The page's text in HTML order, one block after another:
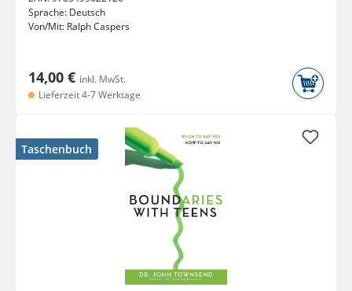
Sprache: Deutsch
Von/Mit: Ralph Caspers
14,00 € inkl. MwSt.
Lieferzeit 4-7 Werktage
Taschenbuch